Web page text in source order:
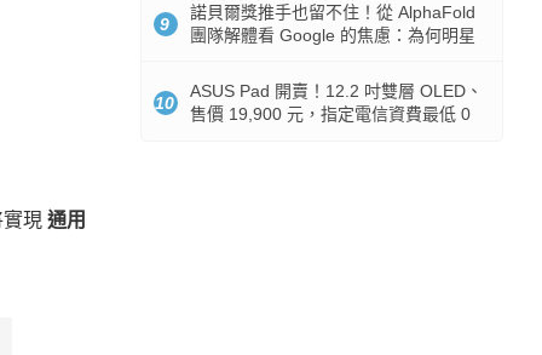
現 通用
9
諾貝爾獎推手也留不住！從 AlphaFold
團隊解體看 Google 的焦慮：為何明星
10
ASUS Pad 開賣！12.2 吋雙層 OLED、
售價 19,900 元，指定電信資費最低 0